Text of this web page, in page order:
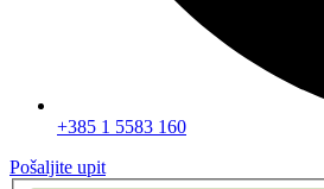
+385 1 5583 160
Pošaljite upit